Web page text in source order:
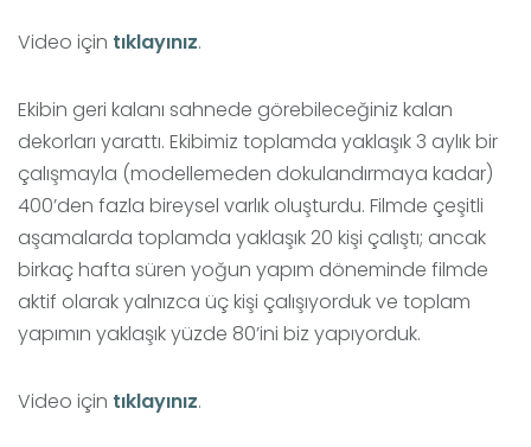
Video için tıklayınız.
Ekibin geri kalanı sahnede görebileceğiniz kalan
dekorları yarattı. Ekibimiz toplamda yaklaşık 3 aylık bir
çalışmayla (modellemeden dokulandırmaya kadar)
400’den fazla bireysel varlık oluşturdu. Filmde çeşitli
aşamalarda toplamda yaklaşık 20 kişi çalıştı; ancak
birkaç hafta süren yoğun yapım döneminde filmde
aktif olarak yalnızca üç kişi çalışıyorduk ve toplam
yapımın yaklaşık yüzde 80’ini biz yapıyorduk.
Video için tıklayınız.